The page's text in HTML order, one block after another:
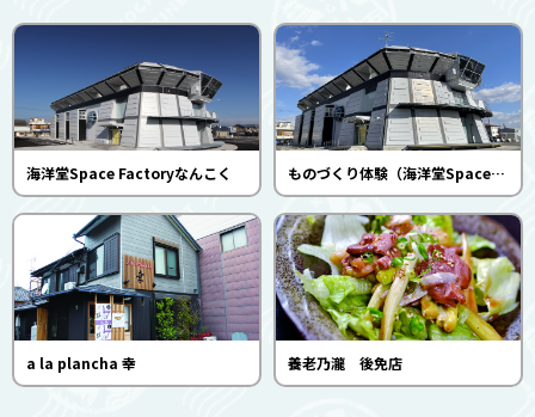
海洋堂Space Factoryなんこく ものづくり体験（海洋堂Space Factoryなんこく）
a la plancha 幸 養老乃瀧 後免店